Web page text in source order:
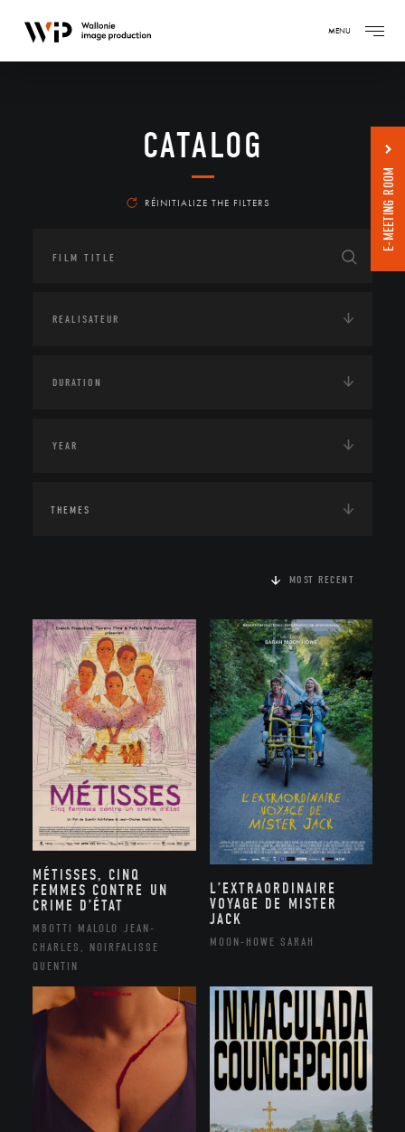
MENU
CATALOG
RÉINITIALIZE THE FILTERS
THEMES
MOST RECENT
MÉTISSES, CINQ
FEMMES CONTRE UN
CRIME D’ÉTAT
MBOTTI MALOLO JEAN-
CHARLES, NOIRFALISSE
QUENTIN
L’EXTRAORDINAIRE
VOYAGE DE MISTER
JACK
MOON-HOWE SARAH
E-MEETING ROOM